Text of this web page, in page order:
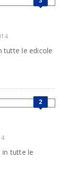
tutte le edicole
2
in tutte le